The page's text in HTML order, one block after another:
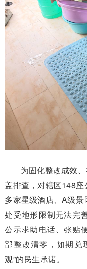
为固化整改成效
盖排查，对辖区148座
多家星级酒店、A级
处受地形限制无法完
公示求助电话、张贴
部整改清零，如期兑
观”的民生承诺。